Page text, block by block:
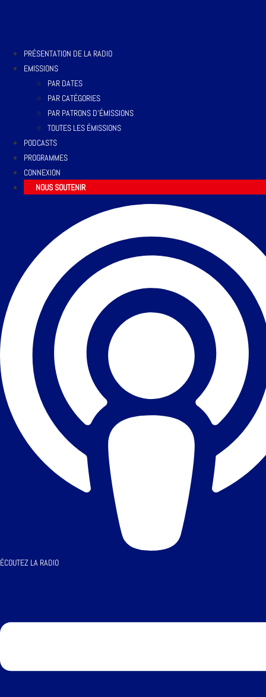
PRÉSENTATION DE LA RADIO
EMISSIONS
PAR DATES
PAR CATÉGORIES
PAR PATRONS D’ÉMISSIONS
TOUTES LES ÉMISSIONS
PODCASTS
PROGRAMMES
CONNEXION
NOUS SOUTENIR
ÉCOUTEZ LA RADIO